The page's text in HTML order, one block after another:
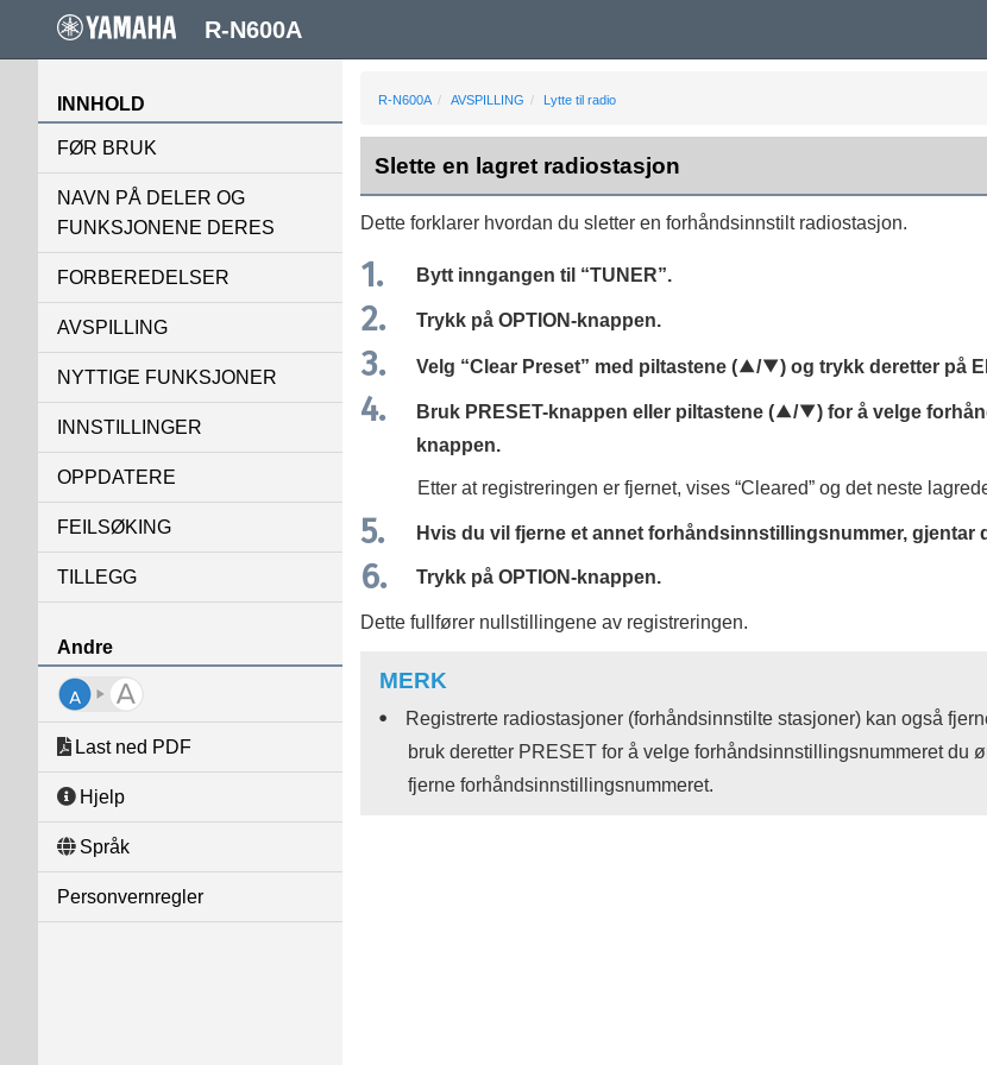
INNHOLD
FØR BRUK
NAVN PÅ DELER OG
FUNKSJONENE DERES
FORBEREDELSER
AVSPILLING
NYTTIGE FUNKSJONER
INNSTILLINGER
OPPDATERE
FEILSØKING
TILLEGG
Andre
Last ned PDF
Hjelp
Språk
Personvernregler
R-N600A AVSPILLING Lytte til radio
Slette en lagret radiostasjon
Dette forklarer hvordan du sletter en forhåndsinnstilt radiostasjon.
Bytt inngangen til “TUNER”.
Trykk påOPTION-knappen.
Velg “Clear Preset” med piltastene (q/w) og trykk deretter på
Bruk PRESET-knappen eller piltastene (q/w) for å velge
knappen.
Etter at registreringen er fjernet, vises “Cleared” og det neste
Hvis du vil fjerne et annet forhåndsinnstillingsnummer, gjentar
Trykk påOPTION-knappen.
Dette fullfører nullstillingene av registreringen.
MERK
Registrerte radiostasjoner (forhåndsinnstilte stasjoner) kan også
bruk deretter PRESETfor å velge forhåndsinnstillingsnummeret du
fjerne forhåndsinnstillingsnummeret.
R-N600A